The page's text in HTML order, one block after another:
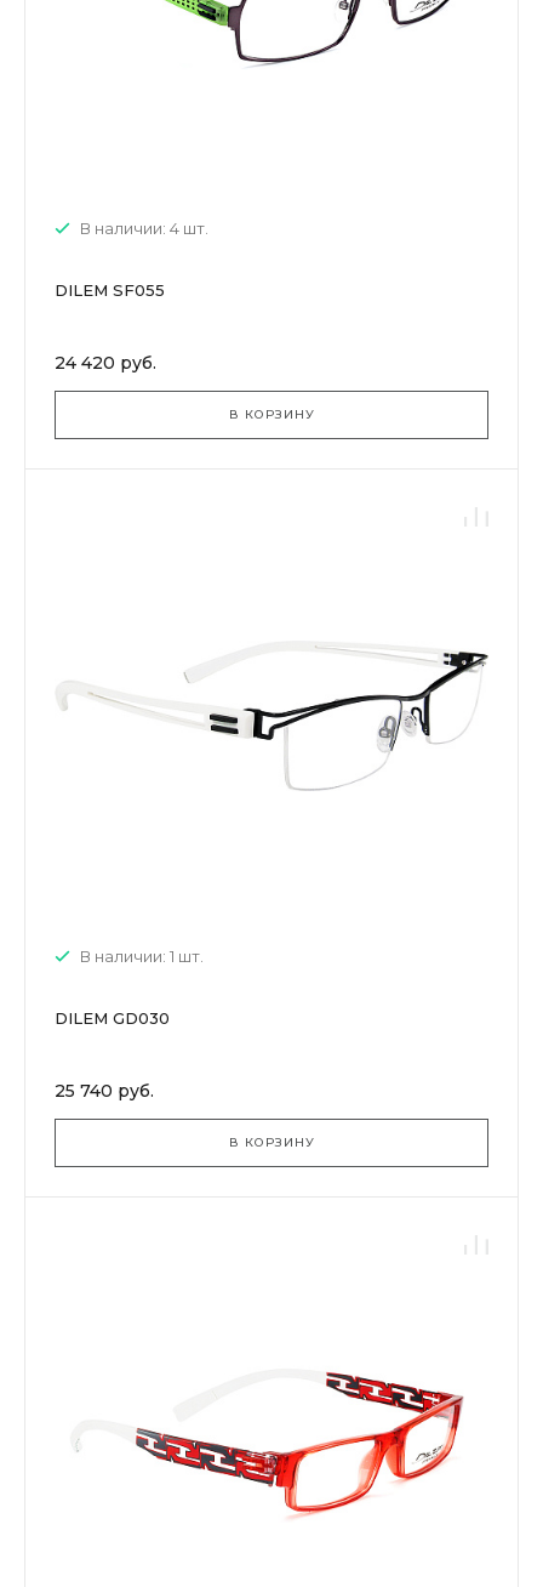
В наличии: 4 шт.
DILEM SF055
24 420 руб.
В КОРЗИНУ
В наличии: 1 шт.
DILEM GD030
25 740 руб.
В КОРЗИНУ